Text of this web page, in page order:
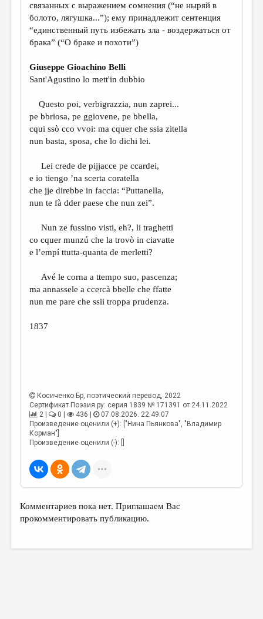
ОБЪЯВЛЕНИЯ
КОЛОНКА РЕДАКТОРА
ОТ РЕДАКЦИИ
ЭССЕИСТИКА
ЛИТЕРАТУРОВЕДЕНИЕ
ПУБЛИЦИСТИКА
РЕЦЕНЗИРОВАНИЕ
ТРЕДИАКОВСКИЙ
ВКОНТАКТЕ
связанных с выражением сомнения (“не ныряй в
болото, лягушка...”); ему принадлежит сентенция
“единственный путь избежать зла - воздержаться от
брака” (“О браке и похоти”)
Giuseppe Gioachino Belli
Sant'Agustino lo mett'in dubbio
Questo poi, verbigrazzia, nun zaprei...
pe bbriosa, pe ggiovene, pe bbella,
cqui ssò cco vvoi: ma cquer che ssia zitella
nun basta, sposa, che lo dichi lei.
Lei crede de pijjacce pe ccardei,
e io tiengo ’na scerta coratella
che jje direbbe in faccia: “Puttanella,
nun te fà dder paese che nun zei”.
Nun ze fussino visti, eh?, li traghetti
co cquer munzú che la trovò in ciavatte
e l’empí ttutta-quanta de merletti?
Avé le corna a ttempo suo, pascenza;
ma annassele a ccercà bbelle che ffatte
nun me pare che ssii troppa prudenza.
1837
Косиченко Бр, поэтический перевод, 2022
Сертификат Поэзия.ру: серия 1839 № 171391 от 24.11.2022
2 |
0 | 436 |
07.08.2026. 22:49:07
Произведение оценили (+): ["Нина Пьянкова", "Владимир
Корман"]
Произведение оценили (-): []
Комментариев пока нет. Приглашаем Вас
прокомментировать публикацию.